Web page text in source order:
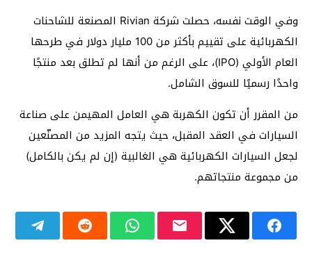
وفي الوقت نفسه، حصلت شركة Rivian المصنعة للشاحنات
الكهربائية على تقييم بأكثر من 100 مليار دولار في طرحها
العام الأولي (IPO)، على الرغم من أنها لم تطلق بعد منتجًا
واحدًا رسميًا للسوق الشامل.
من المقرر أن تكون الكهربة هي العامل المهيمن على صناعة
السيارات في العقد المقبل، حيث يتجه المزيد من المصنّعين
لجعل السيارات الكهربائية هي الغالبية (إن لم يكن بالكامل)
من مجموعة منتجاتهم.